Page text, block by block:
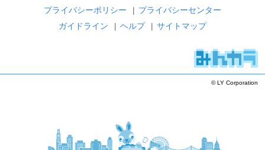
プライバシーポリシー
| プライバシーセンター
ガイドライン
| ヘルプ | サイトマップ
© LY Corporation